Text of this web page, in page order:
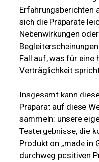
Erfahrungsberichten
sich die Präparate
Nebenwirkungen
Fall auf, was für eine
Verträglichkeit
Insgesamt kann
Präparat auf diese
sammeln: unsere
Testergebnisse, die
Produktion „made in
durchweg positiven